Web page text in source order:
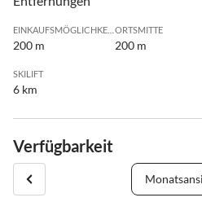
200 m
ORTSMITTE
200 m
SKILIFT
6 km
Verfügbarkeit